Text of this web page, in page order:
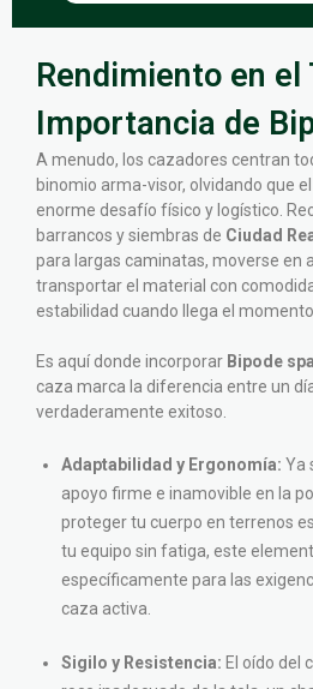
Rendimiento en el
Importancia de
A menudo, los cazadores centran
binomio arma-visor, olvidando que
enorme desafío físico y logístico.
barrancos y siembras de Ciudad
para largas caminatas, moverse en
transportar el material con
estabilidad cuando llega el momento
Es aquí donde incorporar Bipode
caza marca la diferencia entre un
verdaderamente exitoso.
Adaptabilidad y Ergonomía: Ya
apoyo firme e inamovible en la
proteger tu cuerpo en terrenos
tu equipo sin fatiga, este
específicamente para las
caza activa.
Sigilo y Resistencia: El oído del